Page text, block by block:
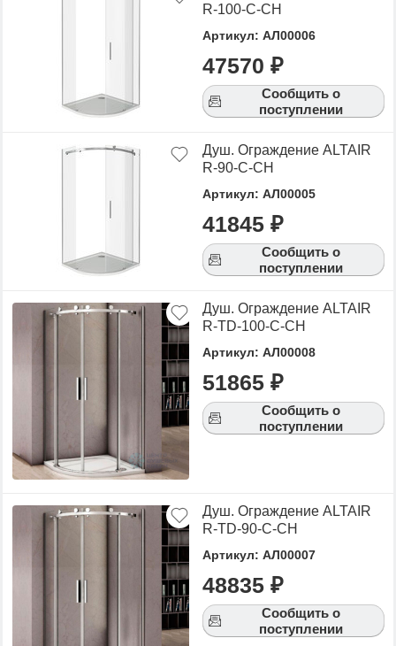
R-100-C-CH
Артикул: АЛ00006
47570 ₽
Сообщить о
поступлении
Душ. Ограждение ALTAIR
R-90-C-CH
Артикул: АЛ00005
41845 ₽
Сообщить о
поступлении
Душ. Ограждение ALTAIR
R-TD-100-C-CH
Артикул: АЛ00008
51865 ₽
Сообщить о
поступлении
Душ. Ограждение ALTAIR
R-TD-90-C-CH
Артикул: АЛ00007
48835 ₽
Сообщить о
поступлении